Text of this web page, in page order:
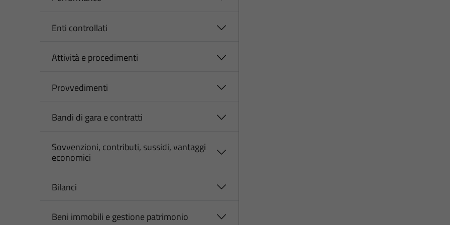
Enti controllati
Attività e procedimenti
Provvedimenti
Bandi di gara e contratti
Sovvenzioni, contributi, sussidi, vantaggi
economici
Bilanci
Beni immobili e gestione patrimonio